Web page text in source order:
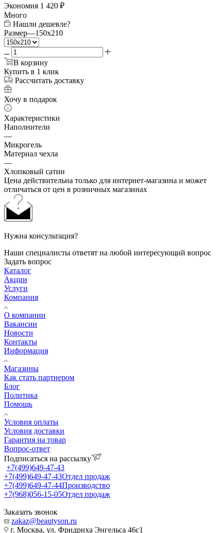
Экономия 1 420 ₽
Много
Нашли дешевле?
Размер—150х210
В корзину
Купить в 1 клик
Рассчитать доставку
Хочу в подарок
Характеристики
Наполнители
—
Микрогель
Материал чехла
—
Хлопковый сатин
Цена действительна только для интернет-магазина и может
отличаться от цен в розничных магазинах
Нужна консультация?
Наши специалисты ответят на любой интересующий вопрос
Задать вопрос
Каталог
Акции
Услуги
Компания
О компании
Вакансии
Новости
Контакты
Информация
Магазины
Как стать партнером
Блог
Политика
Помощь
Условия оплаты
Условия доставки
Гарантия на товар
Вопрос-ответ
Подписаться на рассылку
+7(499)649-47-43
+7(499)649-47-43Отдел продаж
+7(499)649-47-44Производство
+7(968)056-15-05Отдел продаж
Заказать звонок
zakaz@beautyson.ru
г. Москва, ул. Фридриха Энгельса 46с1